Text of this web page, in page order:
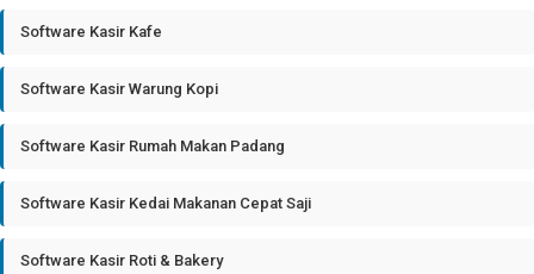
Software Kasir Kafe
Software Kasir Warung Kopi
Software Kasir Rumah Makan Padang
Software Kasir Kedai Makanan Cepat Saji
Software Kasir Roti & Bakery